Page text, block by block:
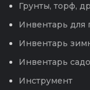
Грунты, торф,
Инвентарь для
Инвентарь
Инвентарь
Инструмент